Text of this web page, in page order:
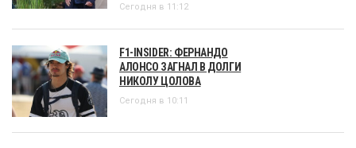
Сегодня в 11:12
F1-INSIDER: ФЕРНАНДО
АЛОНСО ЗАГНАЛ В ДОЛГИ
НИКОЛУ ЦОЛОВА
Сегодня в 10:11